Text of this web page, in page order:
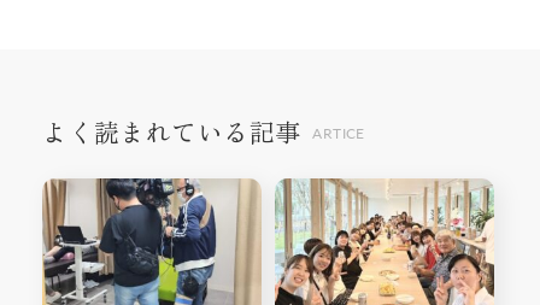
よく読まれている記事 ARTICE